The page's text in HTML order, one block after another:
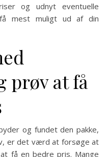
og udnyt eventuelle
mest muligt ud af din
prøv at få
og fundet den pakke,
er det værd at forsøge at
få en bedre pris. Mange